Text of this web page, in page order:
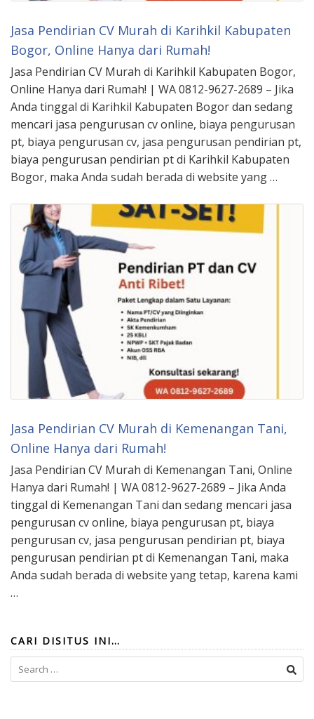
Jasa Pendirian CV Murah di Karihkil Kabupaten
Bogor, Online Hanya dari Rumah!
Jasa Pendirian CV Murah di Karihkil Kabupaten Bogor,
Online Hanya dari Rumah! | WA 0812-9627-2689 – Jika
Anda tinggal di Karihkil Kabupaten Bogor dan sedang
mencari jasa pengurusan cv online, biaya pengurusan
pt, biaya pengurusan cv, jasa pengurusan pendirian pt,
biaya pengurusan pendirian pt di Karihkil Kabupaten
Bogor, maka Anda sudah berada di website yang …
Jasa Pendirian CV Murah di Kemenangan Tani,
Online Hanya dari Rumah!
Jasa Pendirian CV Murah di Kemenangan Tani, Online
Hanya dari Rumah! | WA 0812-9627-2689 – Jika Anda
tinggal di Kemenangan Tani dan sedang mencari jasa
pengurusan cv online, biaya pengurusan pt, biaya
pengurusan cv, jasa pengurusan pendirian pt, biaya
pengurusan pendirian pt di Kemenangan Tani, maka
Anda sudah berada di website yang tetap, karena kami
…
CARI DISITUS INI…
Search
for: